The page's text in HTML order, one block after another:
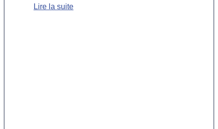
Lire la suite